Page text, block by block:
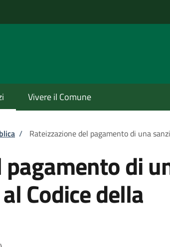
Vivere il Comune
/ Rateizzazione del pagamento di una
di
Codice della